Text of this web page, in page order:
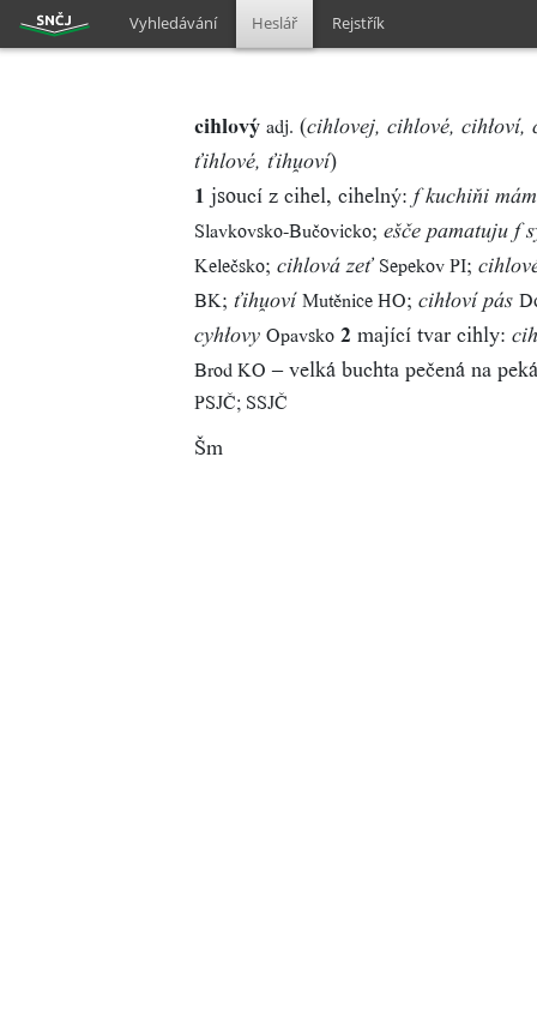
Vyhledávání Heslář Rejstřík
cihlový adj. (cihlovej, cihlové, cihłoví,
ťihlové, ťihoví)
1 jsoucí z cihel, cihelný: f kuchiňi
Slavkovsko-Bučovicko; ešče pamatuju f
Kelečsko; cihlová zeť Sepekov PI;
BK; ťihoví Mutěnice HO; cihłoví pás
cyhłovy Opavsko 2 mající tvar cihly:
Brod KO – velká buchta pečená na
PSJČ; SSJČ
Šm